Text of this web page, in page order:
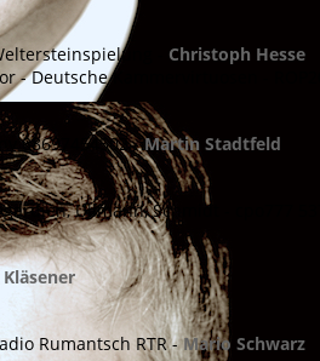
- Christoph Hesse
- Deutsche Kammervirtuosen -
88697454502 -Martin Stadtfeld
Ullmann, Schmidt - cpo777
Rumantsch RTR -Mario Schwarz